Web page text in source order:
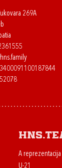
269A
A reprezentacija
U-21